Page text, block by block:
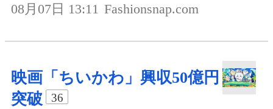
08月07日 13:11 Fashionsnap.com
映画「ちいかわ」興収50億円
突破
36